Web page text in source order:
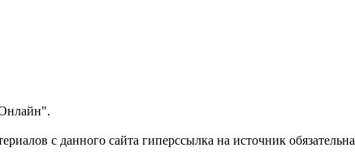
с данного сайта гиперссылка на источник обязательна